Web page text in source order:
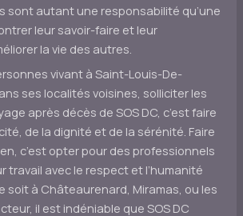
sont autant une responsabilité qu’une
leur savoir-faire et leur
la vie des autres.
vivant à Saint-Louis-De-
ses localités voisines, solliciter les
après décès de SOS DC, c’est faire
de la dignité et de la sérénité. Faire
c’est opter pour des professionnels
travail avec le respect et l’humanité
soit à Châteaurenard, Miramas, ou les
il est indéniable que SOS DC